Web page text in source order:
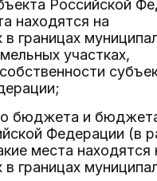
Российской
находятся на
границах
участках,
бюджета и
Федерации (в
места находятся
границах